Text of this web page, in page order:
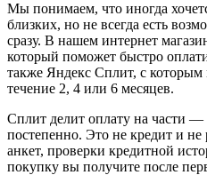
Мы понимаем, что иногда
близких, но не всегда есть
сразу. В нашем интернет
который поможет быстро
также Яндекс Сплит, с которым
течение 2, 4 или 6 месяцев.
Сплит делит оплату на части
постепенно. Это не кредит и не
анкет, проверки кредитной
покупку вы получите после